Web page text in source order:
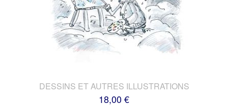
DESSINS ET AUTRES ILLUSTRATIONS
18,00 €